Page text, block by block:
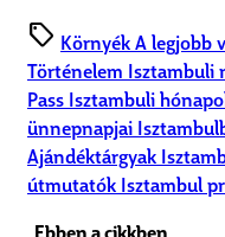
sell KörnyékA legjobb
Történelem Isztambuli
Pass Isztambuli
ünnepnapjai
Ajándéktárgyak
útmutatók Isztambul
Ebben a cikkben